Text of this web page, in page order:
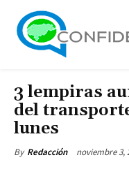
3 lempiras
del
lunes
By Redacción noviembre 3,